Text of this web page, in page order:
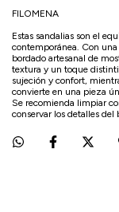
FILOMENA
Estas sandalias son el
contemporánea. Con
bordado artesanal de
textura y un toque
sujeción y confort,
convierte en una pieza
Se recomienda limpiar
conservar los detalles del